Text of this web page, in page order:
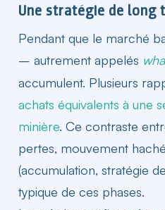
Une stratégie de long
Pendant que le marché
– autrement appelés
accumulent. Plusieurs
achats équivalents à une
minière. Ce contraste
pertes, mouvement
(accumulation, stratégie
typique de ces phases.